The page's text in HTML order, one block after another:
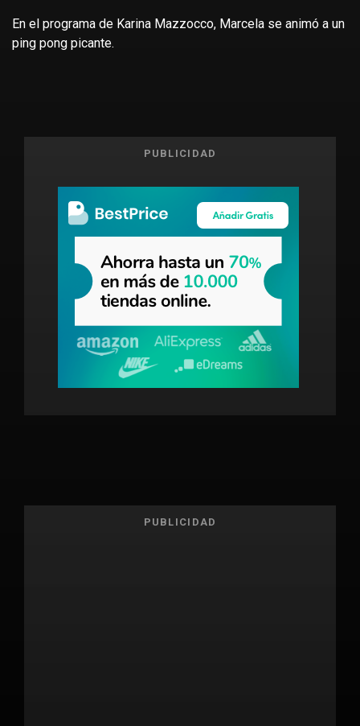
En el programa de Karina Mazzocco, Marcela se animó a un
ping pong picante.
PUBLICIDAD
PUBLICIDAD